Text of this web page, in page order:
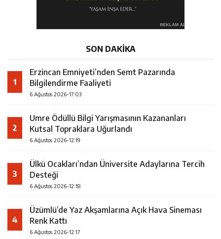
SON DAKİKA
1
Erzincan Emniyeti’nden Semt Pazarında
Bilgilendirme Faaliyeti
6 Ağustos 2026-17:03
2
Umre Ödüllü Bilgi Yarışmasının Kazananları
Kutsal Topraklara Uğurlandı
6 Ağustos 2026-12:19
3
Ülkü Ocakları’ndan Üniversite Adaylarına Tercih
Desteği
6 Ağustos 2026-12:18
4
Üzümlü’de Yaz Akşamlarına Açık Hava Sineması
Renk Kattı
6 Ağustos 2026-12:17